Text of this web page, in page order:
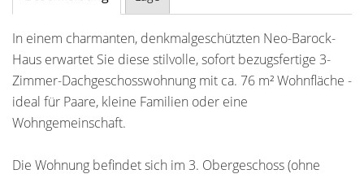
In einem charmanten, denkmalgeschützten Neo-Barock-
Haus erwartet Sie diese stilvolle, sofort bezugsfertige 3-
Zimmer-Dachgeschosswohnung mit ca. 76 m² Wohnfläche -
ideal für Paare, kleine Familien oder eine
Wohngemeinschaft.
Die Wohnung befindet sich im 3. Obergeschoss (ohne